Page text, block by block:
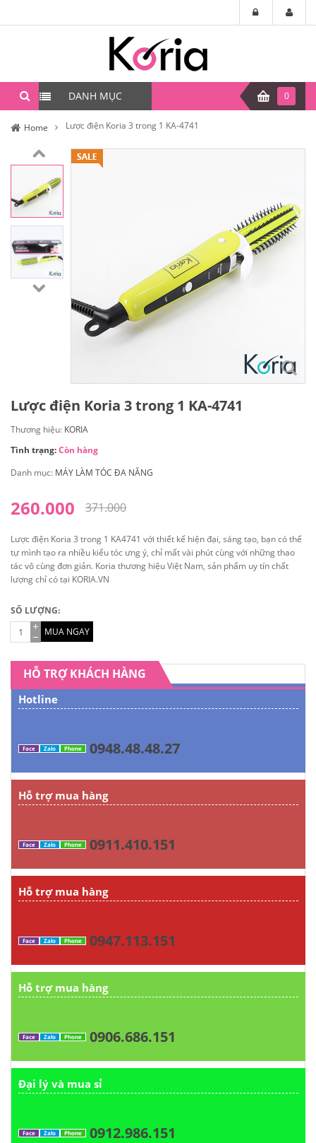
DANH MỤC 0
Home Lược điện Koria 3 trong 1 KA-4741
Lược điện Koria 3 trong 1 KA-4741
Thương hiệu: KORIA
Tình trạng:Còn hàng
Danh mục: MÁY LÀM TÓC ĐA NĂNG
371.000
260.000
Lược điện Koria 3 trong 1 KA4741 với thiết kế hiện đại, sáng tạo, bạn có thể
tự mình tạo ra nhiều kiểu tóc ưng ý, chỉ mất vài phút cùng với những thao
tác vô cùng đơn giản. Koria thương hiệu Việt Nam, sản phẩm uy tín chất
lượng chỉ có tại KORIA.VN
SỐ LƯỢNG:
MUA NGAY
HỖ TRỢ KHÁCH HÀNG
Hotline
Face Zalo Phone 0948.48.48.27
Hỗ trợ mua hàng
Face Zalo Phone 0911.410.151
Hỗ trợ mua hàng
Face Zalo Phone 0947.113.151
Hỗ trợ mua hàng
Face Zalo Phone 0906.686.151
Đại lý và mua sỉ
Face Zalo Phone 0912.986.151